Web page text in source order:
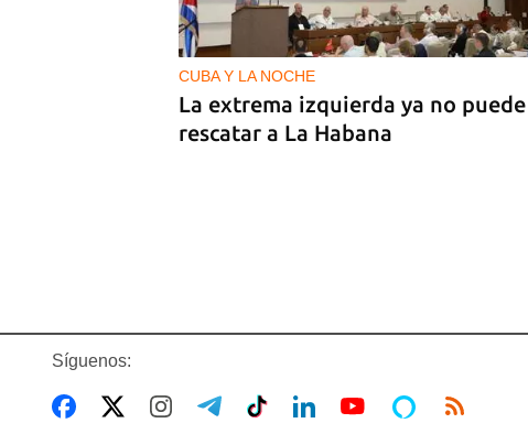
Cafecito informativo del viernes 7
de agosto de 2026
CUBA Y LA NOCHE
La extrema izquierda ya no puede
rescatar a La Habana
Síguenos: